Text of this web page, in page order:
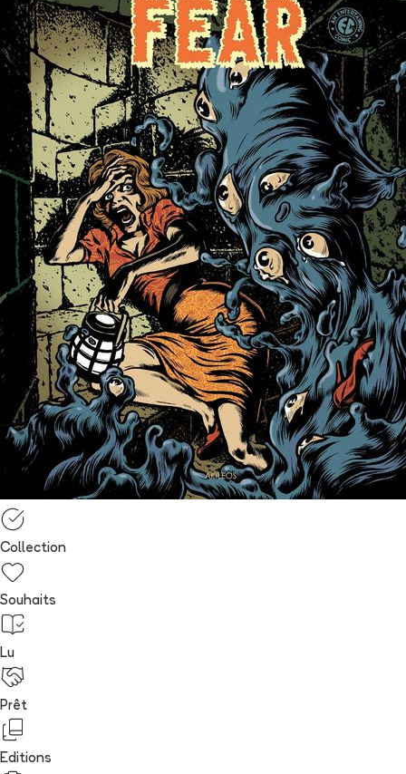
Collection
Souhaits
Lu
Prêt
Editions